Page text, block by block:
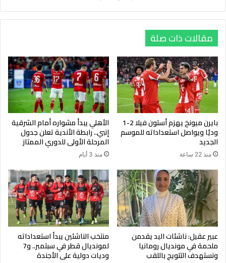
مقالات ذات صلة
بايرن ميونخ يهزم أستون فيلا 2-1
وديًا ويواصل استعداداته للموسم
الجديد
منذ 22 ساعة
الأهلي يبدأ مشواره أمام الشرقية
إنبي.. رابطة الأندية تعلن جدول
المرحلة الأولى للدوري الممتاز
منذ 3 أيام
عبير عقيل: ناشئات اليد يقدمن
ملحمة في مونديال رومانيا
ونستهدف التتويج باللقب
منتخب الناشئين يبدأ استعداداته
لمونديال قطر في سبتمبر.. و7
وديات دولية على الأجندة